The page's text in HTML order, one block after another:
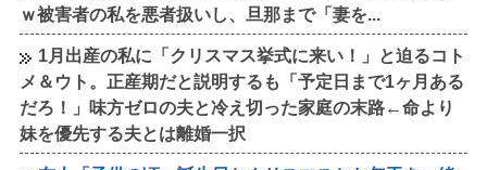
ｗ被害者の私を悪者扱いし、旦那まで「妻を...
1月出産の私に「クリスマス挙式に来い！」と迫るコト
メ＆ウト。正産期だと説明するも「予定日まで1ヶ月ある
だろ！」味方ゼロの夫と冷え切った家庭の末路←命より
妹を優先する夫とは離婚一択